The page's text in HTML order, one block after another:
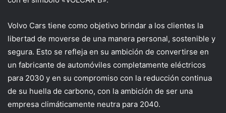
Volvo Cars tiene como objetivo brindar a los clientes la
libertad de moverse de una manera personal, sostenible y
segura. Esto se refleja en su ambición de convertirse en
un fabricante de automóviles completamente eléctricos
para 2030 y en su compromiso con la reducción continua
de su huella de carbono, con la ambición de ser una
empresa climáticamente neutra para 2040.